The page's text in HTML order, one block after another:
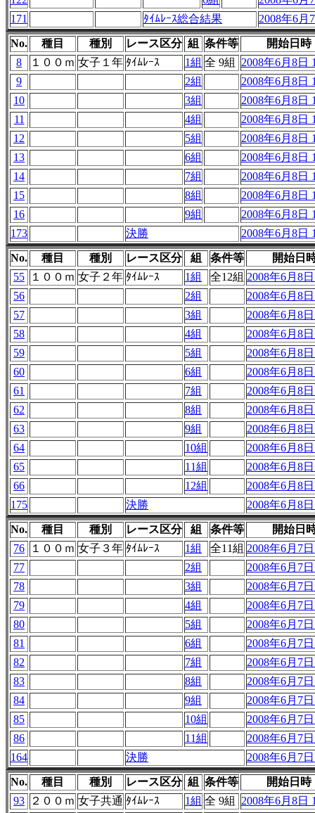
171
ﾀｲﾑﾚｰｽ総合結果 2008年6月
No. 種目 種別 レース区分 組 条件等
開始日時
8
１００ｍ 女子１年 ﾀｲﾑﾚｰｽ 1組 全 9組
2008年6月8日
9
2組
2008年6月8日
10
3組
2008年6月8日
11
4組
2008年6月8日
12
5組
2008年6月8日
13
6組
2008年6月8日
14
7組
2008年6月8日
15
8組
2008年6月8日
16
9組
2008年6月8日
173
決勝 2008年6月8日
No. 種目 種別 レース区分 組 条件等
開始日
55
１００ｍ 女子２年 ﾀｲﾑﾚｰｽ 1組 全12組 2008年6月8
56
2組
2008年6月8
57
3組
2008年6月8
58
4組
2008年6月8
59
5組
2008年6月8
60
6組
2008年6月8
61
7組
2008年6月8
62
8組
2008年6月8
63
9組
2008年6月8
64
10組
2008年6月8
65
11組
2008年6月8
66
12組
2008年6月8
175
決勝 2008年6月8
No. 種目 種別 レース区分 組 条件等
開始日
76
１００ｍ 女子３年 ﾀｲﾑﾚｰｽ 1組 全11組 2008年6月7
77
2組
2008年6月7
78
3組
2008年6月7
79
4組
2008年6月7
80
5組
2008年6月7
81
6組
2008年6月7
82
7組
2008年6月7
83
8組
2008年6月7
84
9組
2008年6月7
85
10組
2008年6月7
86
11組
2008年6月7
164
決勝 2008年6月7
No. 種目 種別 レース区分 組 条件等
開始日時
93
２００ｍ 女子共通 ﾀｲﾑﾚｰｽ 1組 全 9組
2008年6月8日